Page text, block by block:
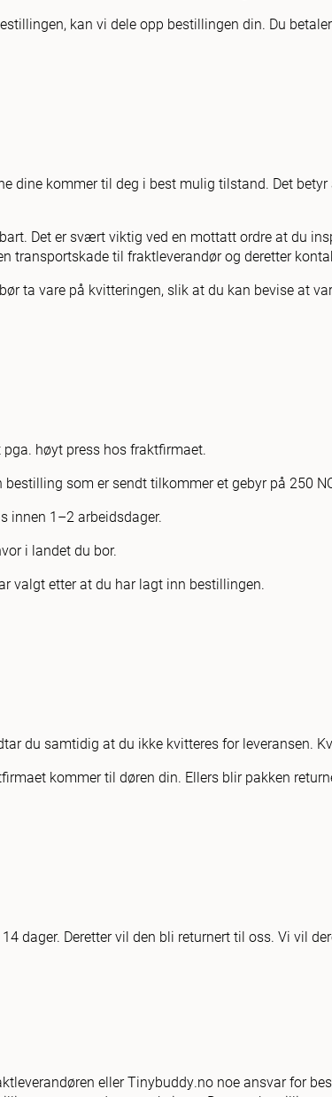
kan vi dele opp bestillingen din. Du
dine kommer til deg i best mulig tilstand. Det
Det er svært viktig ved en mottatt ordre at du
transportskade til fraktleverandør og deretter
ta vare på kvitteringen, slik at du kan bevise at
høyt press hos fraktfirmaet.
som er sendt tilkommer et gebyr på 250
innen 1–2 arbeidsdager.
i landet du bor.
valgt etter at du har lagt inn bestillingen.
du samtidig at du ikke kvitteres for leveransen.
kommer til døren din. Ellers blir pakken
dager. Deretter vil den bli returnert til oss. Vi vil
eller Tinybuddy.no noe ansvar for